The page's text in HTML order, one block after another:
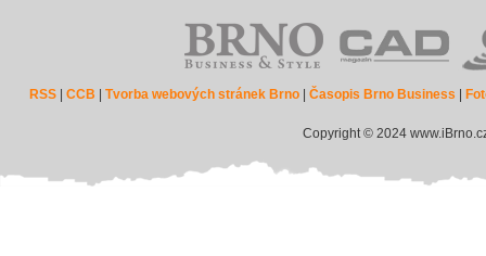
RSS |CCB |Tvorba webových stránek Brno |Časopis Brno Business
Copyright © 2024